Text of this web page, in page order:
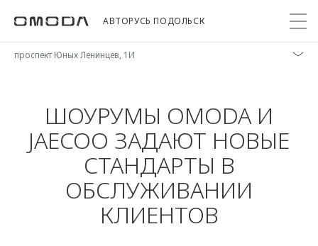
АВТОРУСЬ ПОДОЛЬСК
проспект Юных Ленинцев, 1И
от 2 299 000 ₽*
Выбор и покупка
Сравнить комплектации
Записаться на тест-драйв
Cпецпредложения
Сервис
Записаться на сервис
Кузовной ремонт
Техническое обслуживание
О бренде
Онлайн-сервисы
ШОУРУМЫ OMODA И
JAECOO ЗАДАЮТ НОВЫЕ
СТАНДАРТЫ В
ОБСЛУЖИВАНИИ
КЛИЕНТОВ